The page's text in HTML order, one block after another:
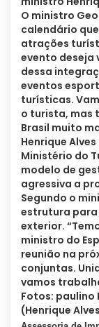
O ministro
calendário
atrações
evento deseja
dessa
eventos
turísticas.
o turista, mas
Brasil muito
Henrique
Ministério do
modelo de
agressiva a
Segundo o
estrutura para
exterior.
ministro do
reunião na
conjuntas.
vamos
Fotos: paulino
(Henrique